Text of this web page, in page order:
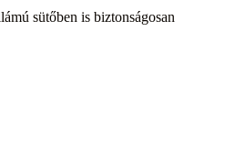
sütőben is biztonságosan